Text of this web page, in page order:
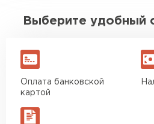
Выберите удобный
Оплата банковской
картой